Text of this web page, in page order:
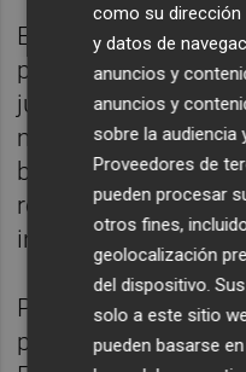
En el conjunto de
pernoctaciones en
junio un descenso
mismo mes de
bajan un 4,1%,
residentes se
incrementan un
Por zonas
presenta el mayor
como su dirección
y datos de
anuncios y
anuncios y
sobre la audiencia
Proveedores de
pueden procesar
otros fines,
geolocalización
del dispositivo.
solo a este sitio
pueden basarse